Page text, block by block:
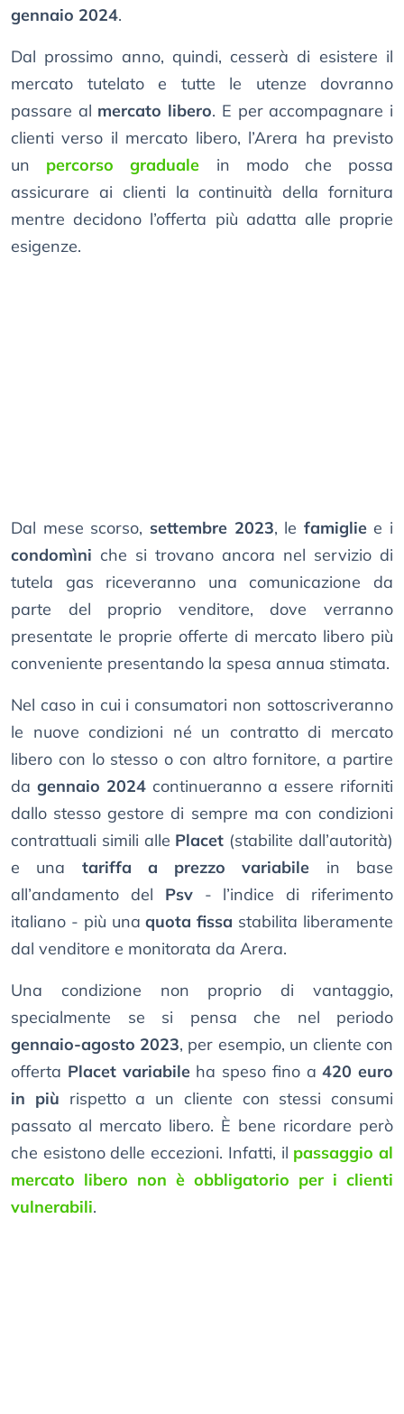
gennaio 2024.
Dal prossimo anno, quindi, cesserà di esistere il
mercato tutelato e tutte le utenze dovranno
passare al mercato libero. E per accompagnare i
clienti verso il mercato libero, l’Arera ha previsto
un percorso graduale in modo che possa
assicurare ai clienti la continuità della fornitura
mentre decidono l’offerta più adatta alle proprie
esigenze.
Dal mese scorso, settembre 2023, le famigliee i
condomìni che si trovano ancora nel servizio di
tutela gas riceveranno una comunicazione da
parte del proprio venditore, dove verranno
presentate le proprie offerte di mercato libero più
conveniente presentando la spesa annua stimata.
Nel caso in cui i consumatori non sottoscriveranno
le nuove condizioni né un contratto di mercato
libero con lo stesso o con altro fornitore, a partire
da gennaio 2024 continueranno a essere riforniti
dallo stesso gestore di sempre ma con condizioni
contrattuali simili alle Placet (stabilite dall’autorità)
e una tariffa a prezzo variabile in base
all’andamento del Psv- l’indice di riferimento
italiano - più unaquota fissa stabilita liberamente
dal venditore e monitorata da Arera.
Una condizione non proprio di vantaggio,
specialmente se si pensa che nel periodo
gennaio-agosto 2023, per esempio, un cliente con
offerta Placet variabileha speso fino a420 euro
in più rispetto a un cliente con stessi consumi
passato al mercato libero. È bene ricordare però
che esistono delle eccezioni. Infatti, il passaggio al
mercato libero non è obbligatorio per i clienti
vulnerabili.